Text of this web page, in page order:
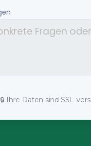
🔒 Ihre Daten sind SSL-